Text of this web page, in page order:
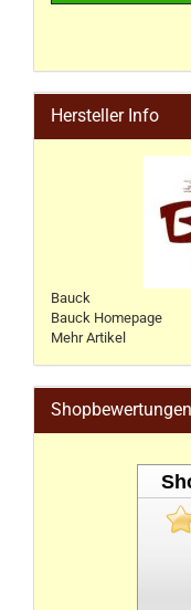
Hersteller Info
Bauck
Bauck Homepage
Mehr Artikel
Shopbewertungen